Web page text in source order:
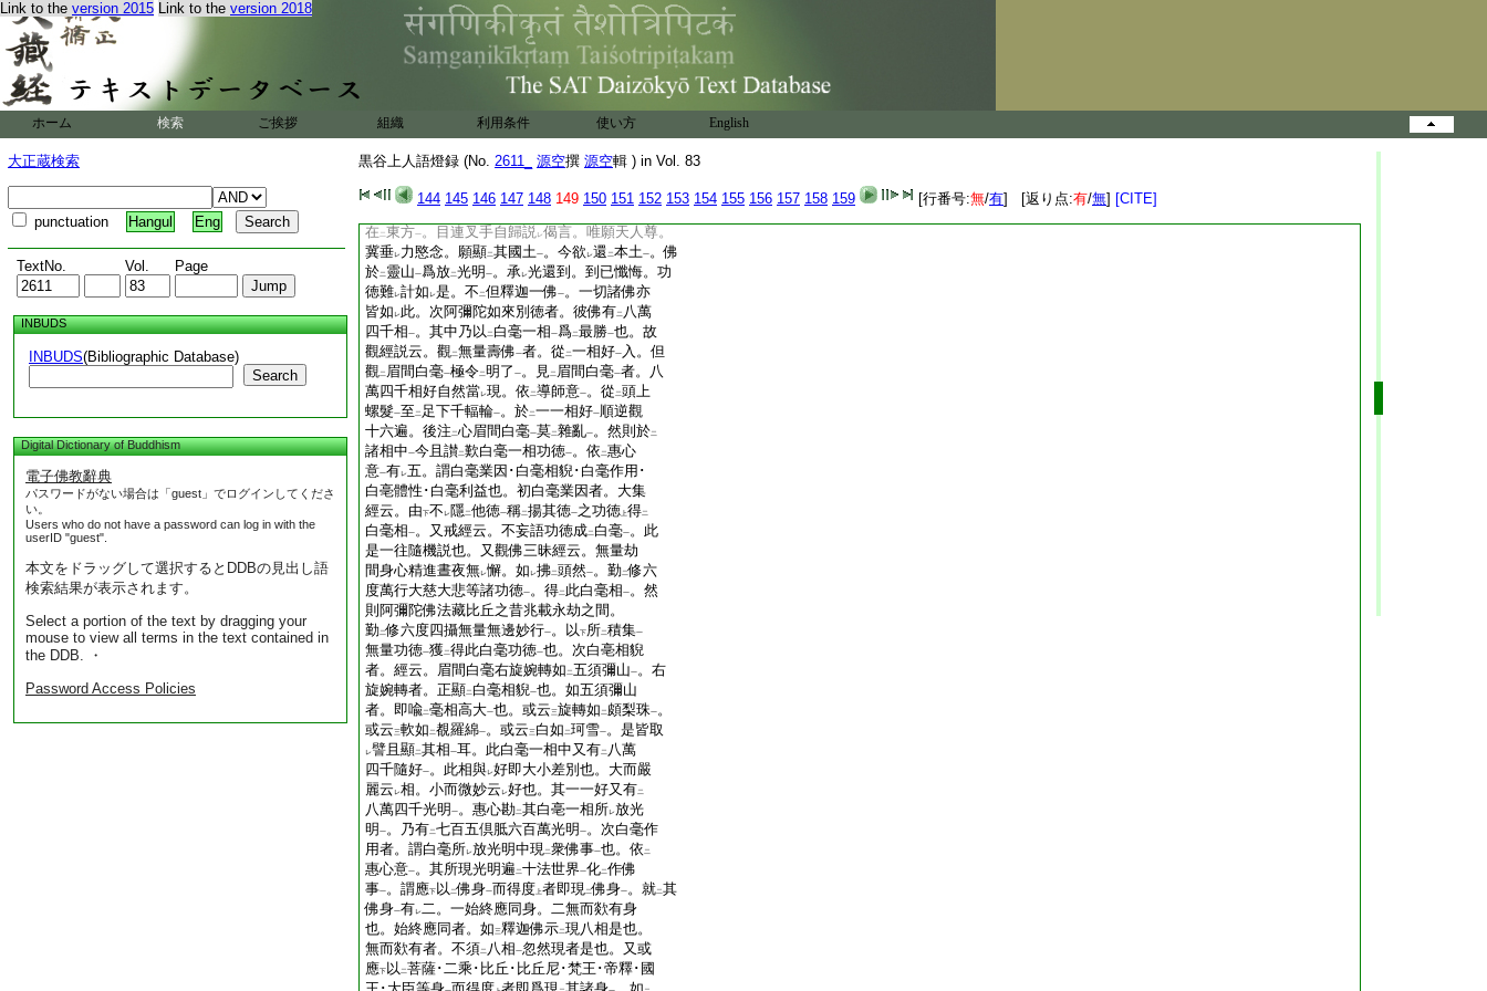
Link to the version 2015 Link to the version 2018
ホーム 検索 ご挨拶 組織 利用条件 使い方 English
大正蔵検索
punctuation Hangul Eng
TextNo. Vol. Page
INBUDS
INBUDS(Bibliographic Database)
Search
Digital Dictionary of Buddhism
電子佛教辭典
パスワードがない場合は「guest」でログインしてくださ
い。
Users who do not have a password can log in with the
userID "guest".
本文をドラッグして選択するとDDBの見出し語
検索結果が表示されます。
Select a portion of the text by dragging your
mouse to view all terms in the text contained in
the DDB. ・
Password Access Policies
黒谷上人語燈録 (No. 2611_ 源空撰 源空輯 ) in Vol. 83
144 145 146 147 148 149 150 151 152 153 154 155 156 157 158 159 [行番号:無/有] [返り点:有/無] [CITE]
十里。食 高一里。目連於 彼 縁上一
行。彼
菩薩白 レ 佛此是何蟲。著 沙門服 在 二 上 一行。
彼佛言。莫レ輕。此賢釋迦佛神足弟子號二目
也。彼佛告 目連 。此土菩薩繋聞衆見二
現 二神力一。目連踊二身虚空一
種種神變 。諸菩薩怪 未曾有 。彼佛告 目
連 。仁不 佛聲遠近 。假使過 恒沙劫
不レ 能 知。目連投 彼佛足 悔レ 過。佛告二目連
。
小乘神通不 過 三千大千世界 。汝到 此者是
釋迦佛神力也。若欲レ 還レ彼卿身一劫尚不レ能
在 二東方一。目連叉手自歸説レ偈言。唯願天人尊。
冀垂レ力愍念。願顯二其國土一。今欲 レ還 二本土一。佛
於二 靈山一爲放二光明 一。承レ光還到。到已懺悔。功
徳難レ計如 レ是。不 二但釋迦一佛一。一切諸佛亦
皆如 レ此。次阿彌陀如來別徳者。彼佛有二 八萬
四千相一。其中乃以 二 白毫一相一爲二最勝一也。故
觀經説云。觀二無量壽佛一者。從 二一相好一 入。但
觀二 眉間白毫一極令二明了 一。見二 眉間白毫一者。八
萬四千相好自然當レ現。依 二導師意一。從 二頭上
螺髮一至 二 足下千輻輪一。於二一一相好一順逆觀
十六遍。後注 二心眉間白毫一莫二雜亂一。然則於二
諸相中一今且讃二歎白毫一相功徳一。依 二惠心
意一有レ五。謂白毫業因･白毫相貎･白毫作用･
白亳體性･白毫利益也。初白毫業因者。大集
經云。由下不 レ隱二他徳一稱二揚其徳一之功徳 上得二
白毫相一。又戒經云。不妄語功徳成二 白毫一。此
是一往隨機説也。又觀佛三昧經云。無量劫
間身心精進晝夜無レ懈。如 レ拂二頭然一。勤二修六
度萬行大慈大悲等諸功徳一。得二 此白毫相一。然
則阿彌陀佛法藏比丘之昔兆載永劫之間。
勤二修六度四攝無量無邊妙行一。以下所二積集一
無量功徳一獲二得此白毫功徳一也。次白亳相貎
者。經云。眉間白毫右旋婉轉如 二五須彌山一。右
旋婉轉者。正顯二 白毫相貎一也。如五須彌山
者。即喩二毫相高大一也。或云三旋轉如 二 頗梨珠一。
或云三軟如 二覩羅綿一。或云三白如 二珂雪一。是皆取
レ譬且顯二其相一耳。此白毫一相中又有二 八萬
四千隨好一。此相與レ好即大小差別也。大而嚴
麗云 レ相。小而微妙云 レ好也。其一一好又有二
八萬四千光明 一。惠心勘二其白亳一相所レ放光
明 一。乃有二七百五倶胝六百萬光明 一。次白毫作
用者。謂白毫所レ放光明中現二衆佛事一也。依 二
惠心意一。其所現光明遍 二十法世界一化二作佛
事一。謂應下 以 二佛身一而得度 上者即現二佛身一。就二其
佛身一有レ二。一始終應同身。二無而欻有身
也。始終應同者。如三釋迦佛示二現八相是也。
無而欻有者。不須二 八相一忽然現者是也。又或
應下 以 二菩薩･二乘･比丘･比丘尼･梵王･帝釋･國